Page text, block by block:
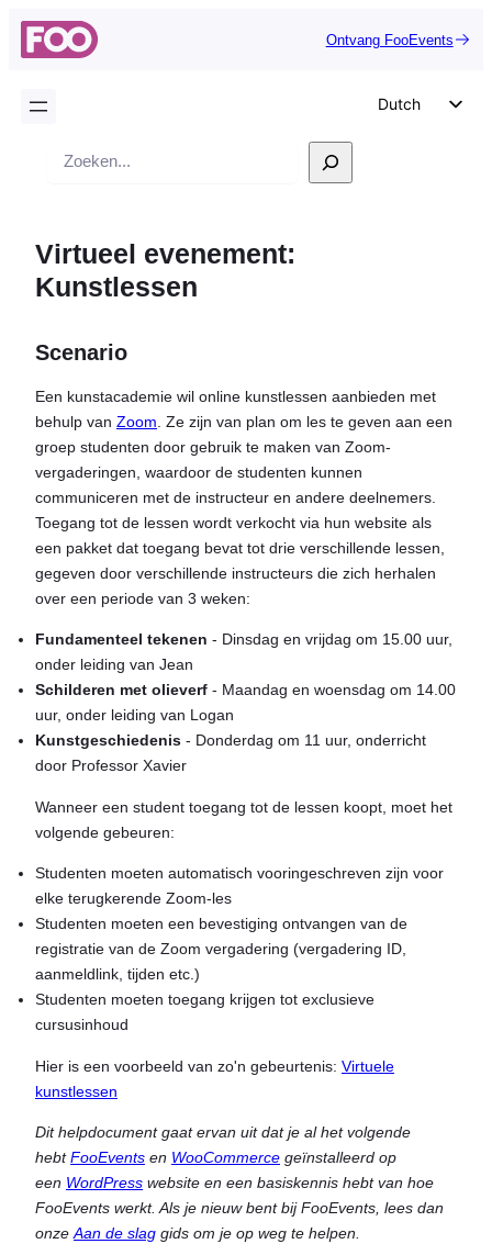
Ontvang FooEvents
Dutch
Czech
Greek
Zoek
Virtueel evenement:
Kunstlessen
Scenario
Een kunstacademie wil online kunstlessen aanbieden met
behulp van Zoom . Ze zijn van plan om les te geven aan een
groep studenten door gebruik te maken van Zoom-
vergaderingen, waardoor de studenten kunnen
communiceren met de instructeur en andere deelnemers.
Toegang tot de lessen wordt verkocht via hun website als
een pakket dat toegang bevat tot drie verschillende lessen,
gegeven door verschillende instructeurs die zich herhalen
over een periode van 3 weken:
Fundamenteel tekenen - Dinsdag en vrijdag om 15.00 uur,
onder leiding van Jean
Schilderen met olieverf - Maandag en woensdag om 14.00
uur, onder leiding van Logan
Kunstgeschiedenis - Donderdag om 11 uur, onderricht
door Professor Xavier
Wanneer een student toegang tot de lessen koopt, moet het
volgende gebeuren:
Studenten moeten automatisch vooringeschreven zijn voor
elke terugkerende Zoom-les
Studenten moeten een bevestiging ontvangen van de
registratie van de Zoom vergadering (vergadering ID,
aanmeldlink, tijden etc.)
Studenten moeten toegang krijgen tot exclusieve
cursusinhoud
Hier is een voorbeeld van zo'n gebeurtenis: Virtuele
kunstlessen
Dit helpdocument gaat ervan uit dat je al het volgende
hebtFooEvents en WooCommerce geïnstalleerd op
een WordPress website en een basiskennis hebt van hoe
FooEvents werkt. Als je nieuw bent bij FooEvents, lees dan
onzeAan de slag gids om je op weg te helpen.